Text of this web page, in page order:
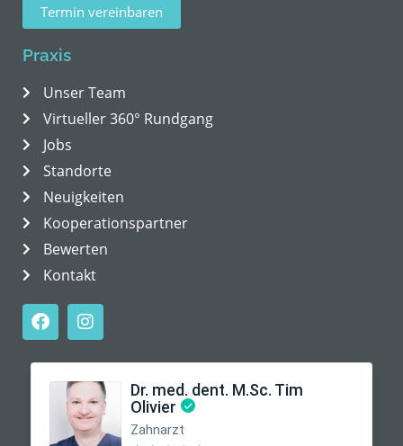
Termin vereinbaren
Praxis
Unser Team
Virtueller 360° Rundgang
Jobs
Standorte
Neuigkeiten
Kooperationspartner
Bewerten
Kontakt